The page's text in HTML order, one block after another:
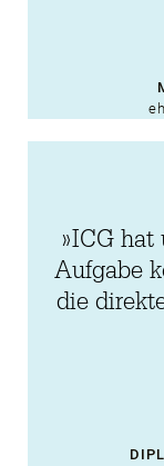
»ICG hat
Aufgabe
die